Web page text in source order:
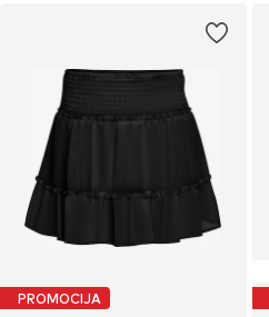
PROMOCIJA